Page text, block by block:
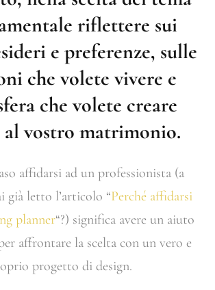
riflettere sui
e preferenze, sulle
che volete vivere e
che volete creare
vostro matrimonio.
affidarsi ad un professionista (a
già letto l’articolo “Perché affidarsi
planner“?) significa avere un aiuto
affrontare la scelta con un vero e
progetto di design.